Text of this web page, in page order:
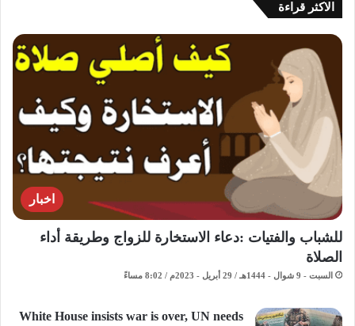
الاكثر قراءة
اخبار
للشباب والفتيات :دعاء الاستخارة للزواج وطريقة أداء
الصلاة
السبت - 9 شوال - 1444هـ / 29 أبريل - 2023م / 8:02 مساءً
White House insists war is over, UN needs